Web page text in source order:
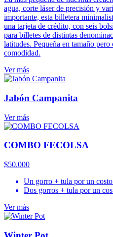
era:
$55.000.
es:
$50.000.
agua, corte láser de precisión y
importante, esta billetera
una tarjeta de crédito, con seis
para billetes de distintas
latitudes. Pequeña en tamaño
comodidad.
Ver más
Jabón Campanita
Ver más
COMBO FECOLSA
$50.000
Un gorro + tula por un
Dos gorros + tula por un
Ver más